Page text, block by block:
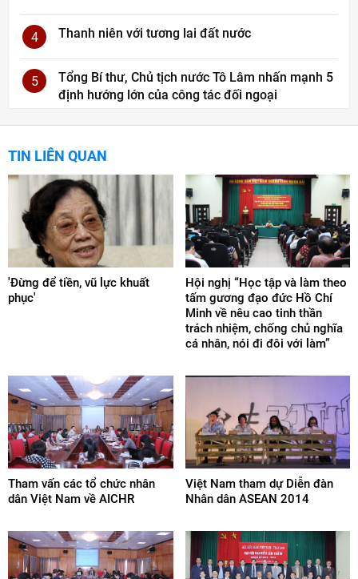
4 Thanh niên với tương lai đất nước
5
Tổng Bí thư, Chủ tịch nước Tô Lâm nhấn mạnh 5
định hướng lớn của công tác đối ngoại
TIN LIÊN QUAN
'Đừng để tiền, vũ lực khuất
phục'
Hội nghị “Học tập và làm theo
tấm gương đạo đức Hồ Chí
Minh về nêu cao tinh thần
trách nhiệm, chống chủ nghĩa
cá nhân, nói đi đôi với làm”
Tham vấn các tổ chức nhân
dân Việt Nam về AICHR
Việt Nam tham dự Diễn đàn
Nhân dân ASEAN 2014